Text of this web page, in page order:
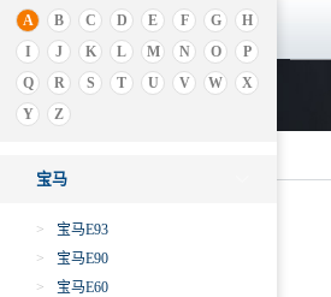
A B C D E F G
H
I
J K L M N O
P
Q
R S T U V W
X
Y
Z
保时捷
别克
本田
宝骏
宝马
>
宝马E93
>
宝马E90
>
宝马E60